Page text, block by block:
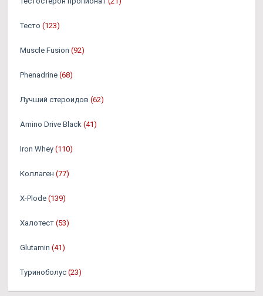
Тесто (123)
Muscle Fusion (92)
Phenadrine (68)
Лучший стероидов (62)
Amino Drive Black (41)
Iron Whey (110)
Коллаген (77)
X-Plode (139)
Халотест (53)
Glutamin (41)
Туриноболус (23)